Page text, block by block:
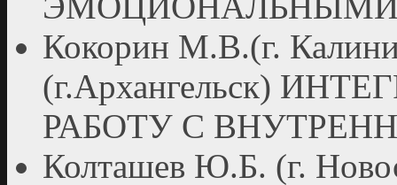
Кокорин М.В.(г.
(г.Архангельск)
РАБОТУ С
Колташев Ю.Б. (г.